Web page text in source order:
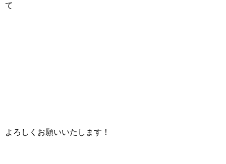
て
よろしくお願いいたします！